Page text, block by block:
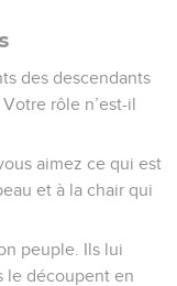
des descendants
rôle n’est-il
aimez ce qui est
et à la chair qui
peuple. Ils lui
le découpent en